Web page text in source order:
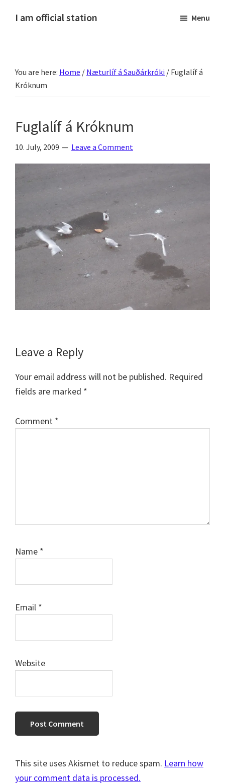
I am official station
fréttir
af
annað
skemmtilegt
:)
Menu
You are here: Home / Næturlíf á Sauðárkróki / Fuglalíf á
Króknum
Fuglalíf á Króknum
10. July, 2009 Leave a Comment
Reader
Leave a Reply
Your email address will not be published. Required
fields are marked *
Comment *
Name *
Email *
Website
This site uses Akismet to reduce spam. Learn how
your comment data is processed.